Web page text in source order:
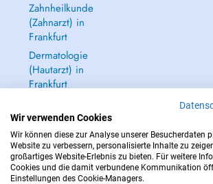
Zahnheilkunde
(Zahnarzt) in
Frankfurt
Dermatologie
(Hautarzt) in
Frankfurt
IM NOTFALL WENDEN SIE SICH AN
Wir verwenden Cookies
Wir können diese zur Analyse unserer Besucherdaten
Website zu verbessern, personalisierte Inhalte zu
großartiges Website-Erlebnis zu bieten. Für weitere
Cookies und die damit verbundene Kommunikation
Einstellungen des Cookie-Managers.